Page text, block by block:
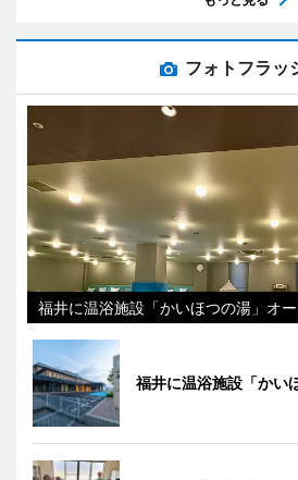
フォトフラッ
福井に温浴施設「かいほつの湯」オ
福井に温浴施設「かい